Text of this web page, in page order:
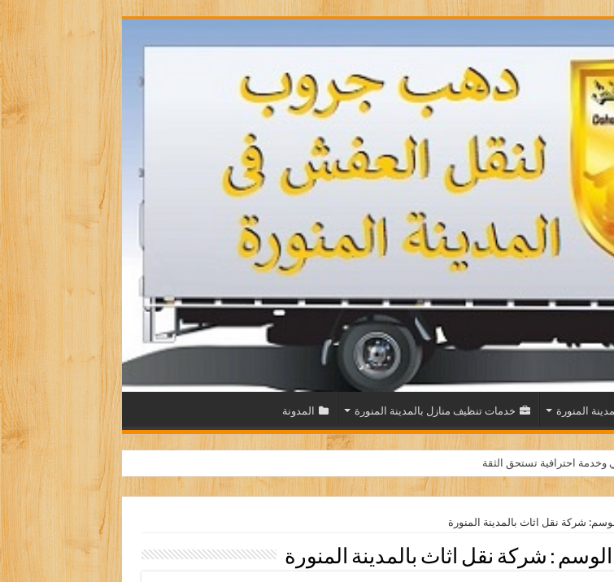
المنورة خدمات تنظيف منازل بالمدينة المنورة المدونة
احترافية تستحق الثقة
شركة نقل اثاث بالمدينة المنورة
: شركة نقل اثاث بالمدينة المنورة